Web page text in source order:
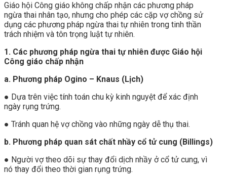
Giáo hội Công giáo không chấp nhận các phương pháp
ngừa thai nhân tạo, nhưng cho phép các cặp vợ chồng sử
dụng các phương pháp ngừa thai tự nhiên trong tinh thần
trách nhiệm và tôn trọng luật tự nhiên.
1. Các phương pháp ngừa thai tự nhiên được Giáo hội
Công giáo chấp nhận
a. Phương pháp Ogino – Knaus (Lịch)
● Dựa trên việc tính toán chu kỳ kinh nguyệt để xác định
ngày rụng trứng.
● Tránh quan hệ vợ chồng vào những ngày dễ thụ thai.
b. Phương pháp quan sát chất nhầy cổ tử cung (Billings)
● Người vợ theo dõi sự thay đổi dịch nhầy ở cổ tử cung, vì
nó thay đổi theo thời gian rụng trứng.